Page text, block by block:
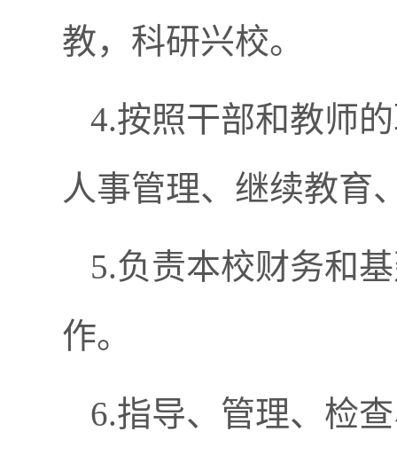
教，科研兴校。
4.按照干部和教师
人事管理、继续教育
5.负责本校财务和
作。
6.指导、管理、检